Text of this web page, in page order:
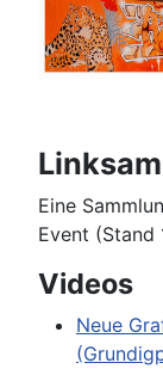
Eine
Event (Stand
Videos
Neue